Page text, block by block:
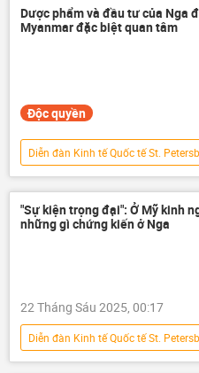
Thế giới
Ả Rập Saudi
Saudi Arabia
Kinh tế
Dược phẩm và đầu tư của Nga
Myanmar đặc biệt quan tâm
Độc quyền
Diễn đàn Kinh tế Quốc tế St.
SPIEF 2025
Myanmar
đầu tư
sản phẩm
y tế
"Sự kiện trọng đại": Ở Mỹ kinh
những gì chứng kiến ở Nga
22 Tháng Sáu 2025, 00:17
Diễn đàn Kinh tế Quốc tế St.
SPIEF 2025
St.